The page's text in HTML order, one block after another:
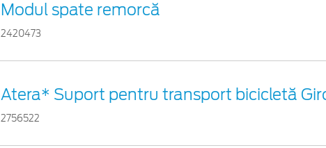
Modul spate remorcă
2420473
Atera* Suport pentru transport bicicletă
2756522